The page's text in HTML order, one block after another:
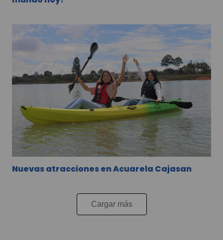
Nuevas atracciones en Acuarela Cajasan
Cargar más